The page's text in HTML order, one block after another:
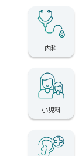
内科
小児科